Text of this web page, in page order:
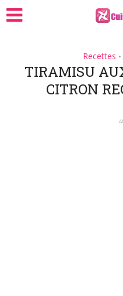
Recettes •
TIRAMISU
CITRON